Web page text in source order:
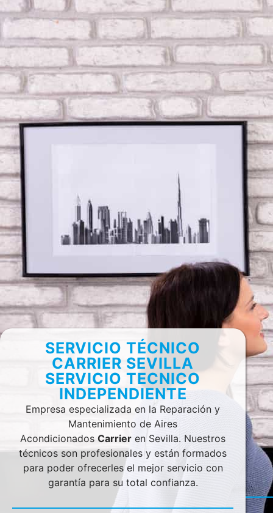
SERVICIO TÉCNICO
CARRIER SEVILLA
SERVICIO TECNICO
INDEPENDIENTE
Empresa especializada en la Reparación y
Mantenimiento de Aires
AcondicionadosCarrier en Sevilla. Nuestros
técnicos son profesionales y están formados
para poder ofrecerles el mejor servicio con
garantía para su total confianza.